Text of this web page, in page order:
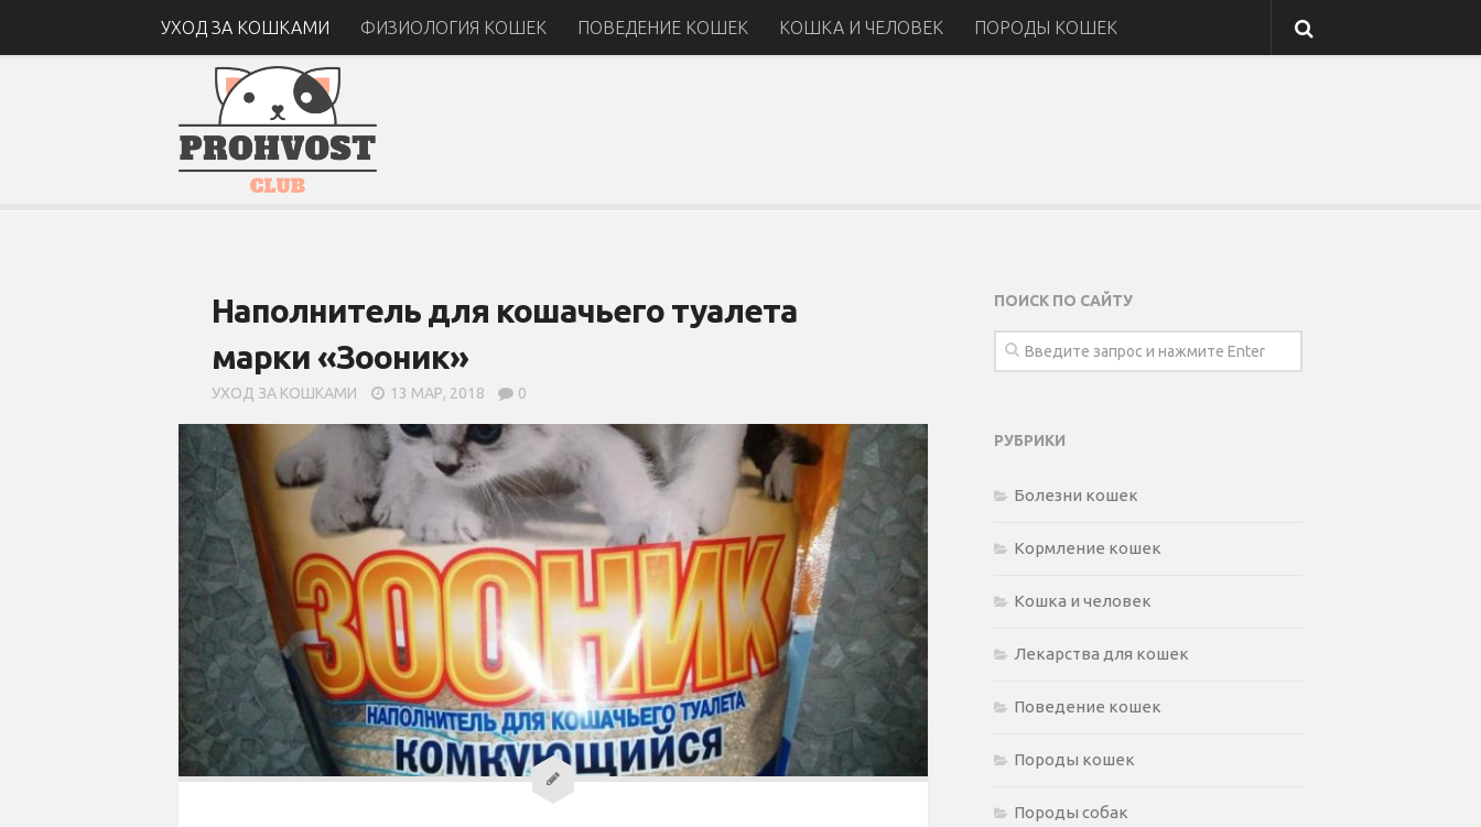
УХОД ЗА КОШКАМИ ФИЗИОЛОГИЯ КОШЕК ПОВЕДЕНИЕ КОШЕК КОШКА И ЧЕЛОВЕК ПОРОДЫ КОШЕК
Наполнитель для кошачьего туалета
марки «Зооник»
УХОД ЗА КОШКАМИ 13 МАР, 2018 0
ПОИСК ПО САЙТУ
РУБРИКИ
Болезни кошек
Кормление кошек
Кошка и человек
Лекарства для кошек
Поведение кошек
Породы кошек
Породы собак